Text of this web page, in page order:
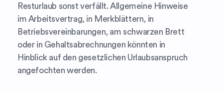
Resturlaub sonst verfällt. Allgemeine Hinweise
im Arbeitsvertrag, in Merkblättern, in
Betriebsvereinbarungen, am schwarzen Brett
oder in Gehaltsabrechnungen könnten in
Hinblick auf den gesetzlichen Urlaubsanspruch
angefochten werden.